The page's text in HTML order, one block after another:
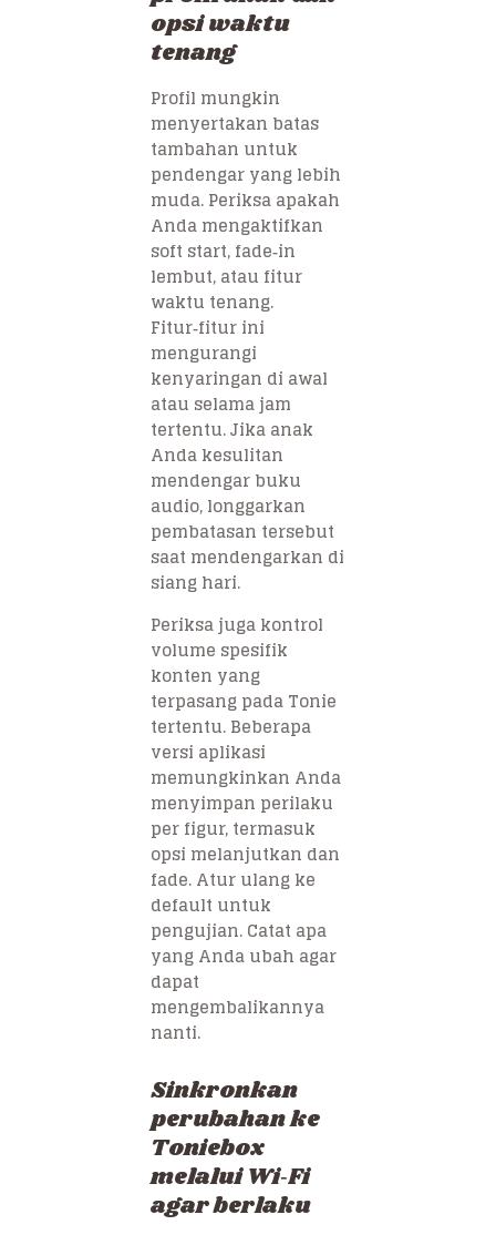
opsi waktu
tenang
Profil mungkin
menyertakan batas
tambahan untuk
pendengar yang lebih
muda. Periksa apakah
Anda mengaktifkan
soft start, fade‑in
lembut, atau fitur
waktu tenang.
Fitur‑fitur ini
mengurangi
kenyaringan di awal
atau selama jam
tertentu. Jika anak
Anda kesulitan
mendengar buku
audio, longgarkan
pembatasan tersebut
saat mendengarkan di
siang hari.
Periksa juga kontrol
volume spesifik
konten yang
terpasang pada Tonie
tertentu. Beberapa
versi aplikasi
memungkinkan Anda
menyimpan perilaku
per figur, termasuk
opsi melanjutkan dan
fade. Atur ulang ke
default untuk
pengujian. Catat apa
yang Anda ubah agar
dapat
mengembalikannya
nanti.
Sinkronkan
perubahan ke
Toniebox
melalui Wi‑Fi
agar berlaku